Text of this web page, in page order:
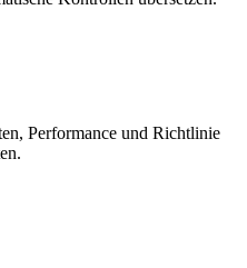
Performance und Richtlinie